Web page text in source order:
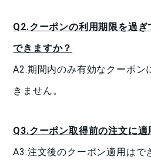
Q2.クーポンの利用期限を過
できますか？
A2.期間内のみ有効なクーポン
きません。
Q3.クーポン取得前の注文に適
A3.注文後のクーポン適用はで